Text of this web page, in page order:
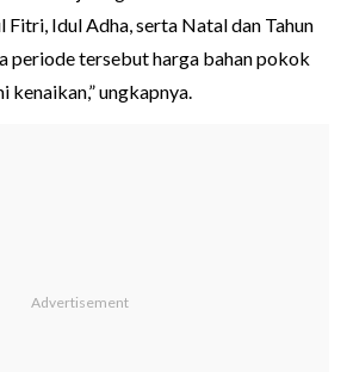
Fitri, Idul Adha, serta Natal dan Tahun
periode tersebut harga bahan pokok
kenaikan,” ungkapnya.